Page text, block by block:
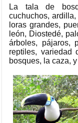
La tala de
cuchuchos,
loras grandes,
león, Diostedé,
árboles, pájaros,
reptiles,
bosques, la caza,